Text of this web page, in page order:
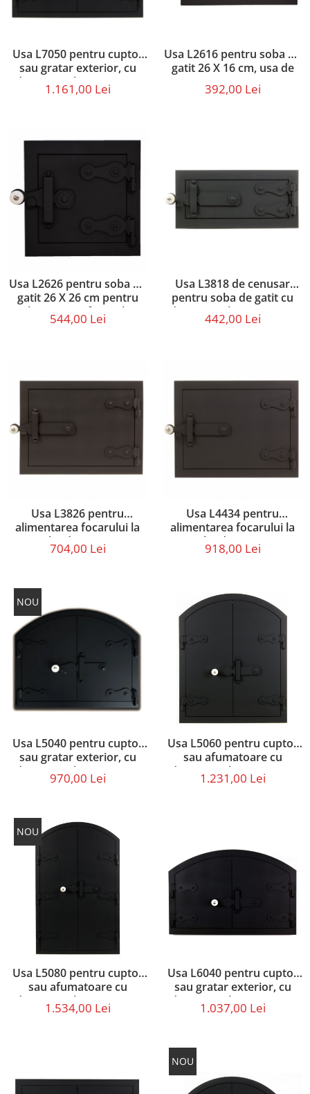
Usa L7050 pentru cuptor
sau gratar exterior, cu
dimensiunile 70 x 50 cm
1.161,00 Lei
Usa L2616 pentru soba de
gatit 26 X 16 cm, usa de
cenusar
392,00 Lei
Usa L2626 pentru soba de
gatit 26 X 26 cm pentru
alimentarea focarului
544,00 Lei
Usa L3818 de cenusar
pentru soba de gatit cu
dimensiunile 38 X 18 cm
442,00 Lei
Usa L3826 pentru
alimentarea focarului la
sobe de gatit cu
dimensiunea 38 X 26 cm
704,00 Lei
Usa L4434 pentru
alimentarea focarului la
sobe de gatit cu
dimensiunea 44 X 34 cm
918,00 Lei
NOU
Usa L5040 pentru cuptor
sau gratar exterior, cu
dimensiunile 50 x 40 cm
970,00 Lei
Usa L5060 pentru cuptor
sau afumatoare cu
dimensiunile 50 x 60 cm
1.231,00 Lei
NOU
Usa L5080 pentru cuptor
sau afumatoare cu
dimensiunile 50 x 80 cm
1.534,00 Lei
Usa L6040 pentru cuptor
sau gratar exterior, cu
dimensiunile 60 x 40 cm
1.037,00 Lei
NOU